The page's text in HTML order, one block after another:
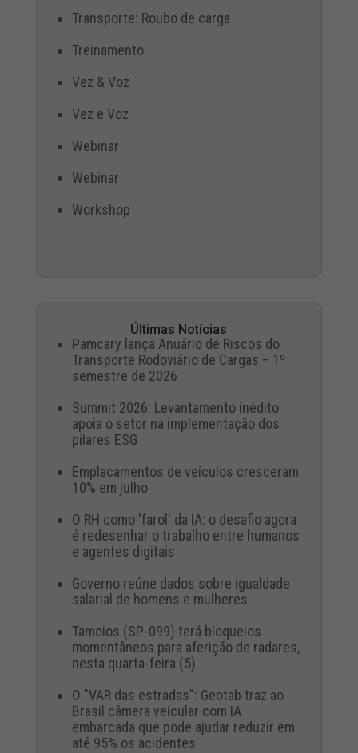
Transporte: Roubo de carga
Treinamento
Vez & Voz
Vez e Voz
Webinar
Webinar
Workshop
Últimas Notícias
Pamcary lança Anuário de Riscos do
Transporte Rodoviário de Cargas – 1º
semestre de 2026
Summit 2026: Levantamento inédito
apoia o setor na implementação dos
pilares ESG
Emplacamentos de veículos cresceram
10% em julho
O RH como 'farol' da IA: o desafio agora
é redesenhar o trabalho entre humanos
e agentes digitais
Governo reúne dados sobre igualdade
salarial de homens e mulheres
Tamoios (SP-099) terá bloqueios
momentâneos para aferição de radares,
nesta quarta-feira (5)
O "VAR das estradas": Geotab traz ao
Brasil câmera veicular com IA
embarcada que pode ajudar reduzir em
até 95% os acidentes